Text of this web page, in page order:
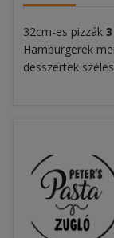
32cm-es pizzák
Hamburgerek
desszertek